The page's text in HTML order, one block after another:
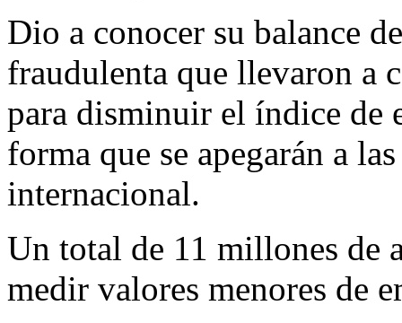
Dio a conocer su balance
fraudulenta que llevaron a
para disminuir el índice de
forma que se apegarán a
internacional.
Un total de 11 millones de
medir valores menores de